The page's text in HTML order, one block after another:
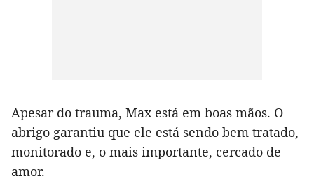
Apesar do trauma, Max está em boas mãos. O
abrigo garantiu que ele está sendo bem tratado,
monitorado e, o mais importante, cercado de
amor.